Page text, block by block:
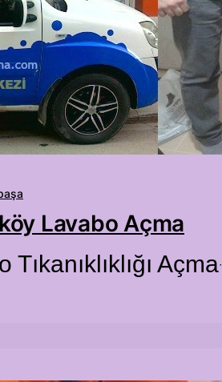
Lavabo Açma
Tıkanıklıklığı Açma·